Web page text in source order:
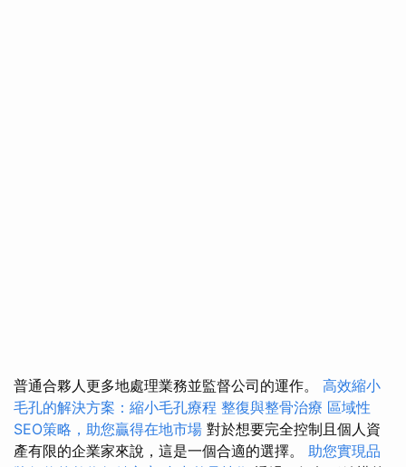
普通合夥人更多地處理業務並監督公司的運作。 高效縮小
毛孔的解決方案：縮小毛孔療程 整復與整骨治療 區域性
SEO策略，助您贏得在地市場 對於想要完全控制且個人資
產有限的企業家來說，這是一個合適的選擇。 助您實現品